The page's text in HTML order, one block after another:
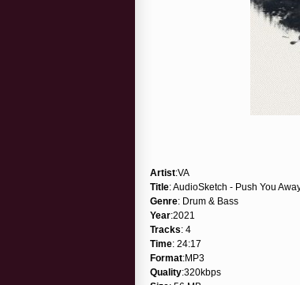
Artist:VA
Title: AudioSketch - Push You
Genre: Drum & Bass
Year:2021
Tracks: 4
Time: 24:17
Format:MP3
Quality:320kbps